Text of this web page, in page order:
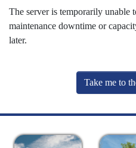
The server is temporarily unable
maintenance downtime or
later.
Take me to